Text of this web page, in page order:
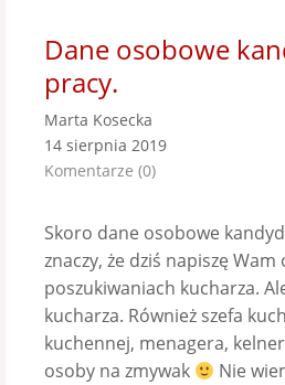
Dane osobowe
pracy.
Marta Kosecka
14 sierpnia 2019
Komentarze (0)
Skoro dane osobowe
znaczy, że dziś napiszę
poszukiwaniach kucharza.
kucharza. Również szefa
kuchennej, menagera,
osoby na zmywak
Nie